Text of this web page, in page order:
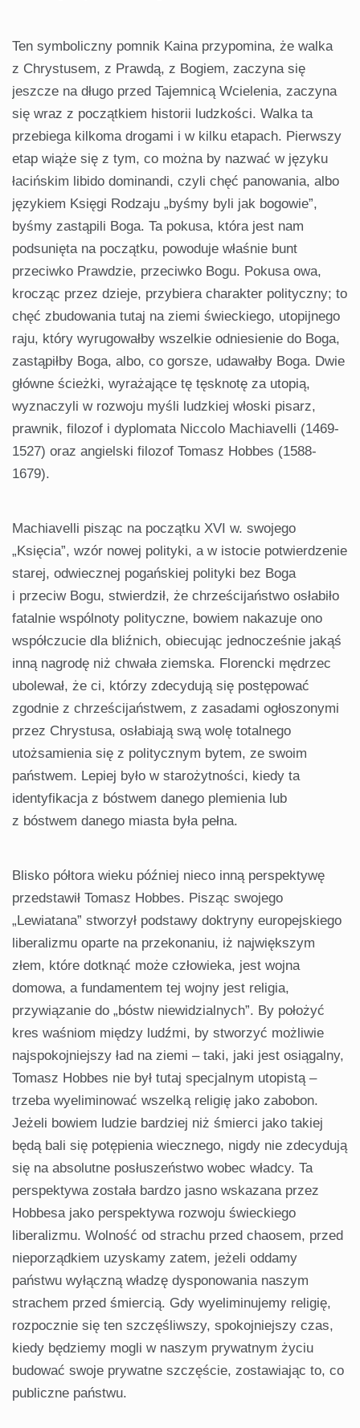
Ten symboliczny pomnik Kaina przypomina, że walka
z Chrystusem, z Prawdą, z Bogiem, zaczyna się
jeszcze na długo przed Tajemnicą Wcielenia, zaczyna
się wraz z początkiem historii ludzkości. Walka ta
przebiega kilkoma drogami i w kilku etapach. Pierwszy
etap wiąże się z tym, co można by nazwać w języku
łacińskim libido dominandi, czyli chęć panowania, albo
językiem Księgi Rodzaju „byśmy byli jak bogowie”,
byśmy zastąpili Boga. Ta pokusa, która jest nam
podsunięta na początku, powoduje właśnie bunt
przeciwko Prawdzie, przeciwko Bogu. Pokusa owa,
krocząc przez dzieje, przybiera charakter polityczny; to
chęć zbudowania tutaj na ziemi świeckiego, utopijnego
raju, który wyrugowałby wszelkie odniesienie do Boga,
zastąpiłby Boga, albo, co gorsze, udawałby Boga. Dwie
główne ścieżki, wyrażające tę tęsknotę za utopią,
wyznaczyli w rozwoju myśli ludzkiej włoski pisarz,
prawnik, filozof i dyplomata Niccolo Machiavelli (1469-
1527) oraz angielski filozof Tomasz Hobbes (1588-
1679).
Machiavelli pisząc na początku XVI w. swojego
„Księcia”, wzór nowej polityki, a w istocie potwierdzenie
starej, odwiecznej pogańskiej polityki bez Boga
i przeciw Bogu, stwierdził, że chrześcijaństwo osłabiło
fatalnie wspólnoty polityczne, bowiem nakazuje ono
współczucie dla bliźnich, obiecując jednocześnie jakąś
inną nagrodę niż chwała ziemska. Florencki mędrzec
ubolewał, że ci, którzy zdecydują się postępować
zgodnie z chrześcijaństwem, z zasadami ogłoszonymi
przez Chrystusa, osłabiają swą wolę totalnego
utożsamienia się z politycznym bytem, ze swoim
państwem. Lepiej było w starożytności, kiedy ta
identyfikacja z bóstwem danego plemienia lub
z bóstwem danego miasta była pełna.
Blisko półtora wieku później nieco inną perspektywę
przedstawił Tomasz Hobbes. Pisząc swojego
„Lewiatana” stworzył podstawy doktryny europejskiego
liberalizmu oparte na przekonaniu, iż największym
złem, które dotknąć może człowieka, jest wojna
domowa, a fundamentem tej wojny jest religia,
przywiązanie do „bóstw niewidzialnych”. By położyć
kres waśniom między ludźmi, by stworzyć możliwie
najspokojniejszy ład na ziemi – taki, jaki jest osiągalny,
Tomasz Hobbes nie był tutaj specjalnym utopistą –
trzeba wyeliminować wszelką religię jako zabobon.
Jeżeli bowiem ludzie bardziej niż śmierci jako takiej
będą bali się potępienia wiecznego, nigdy nie zdecydują
się na absolutne posłuszeństwo wobec władcy. Ta
perspektywa została bardzo jasno wskazana przez
Hobbesa jako perspektywa rozwoju świeckiego
liberalizmu. Wolność od strachu przed chaosem, przed
nieporządkiem uzyskamy zatem, jeżeli oddamy
państwu wyłączną władzę dysponowania naszym
strachem przed śmiercią. Gdy wyeliminujemy religię,
rozpocznie się ten szczęśliwszy, spokojniejszy czas,
kiedy będziemy mogli w naszym prywatnym życiu
budować swoje prywatne szczęście, zostawiając to, co
publiczne państwu.